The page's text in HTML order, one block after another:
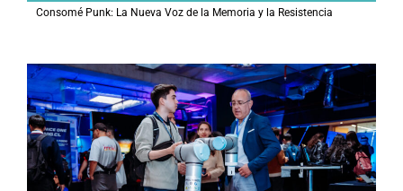
Consomé Punk: La Nueva Voz de la Memoria y la Resistencia